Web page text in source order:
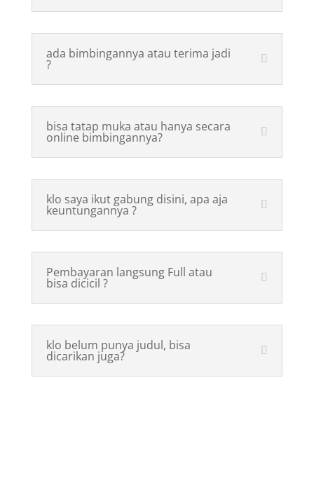
ada bimbingannya atau terima jadi
?
bisa tatap muka atau hanya secara
online bimbingannya?
klo saya ikut gabung disini, apa aja
keuntungannya ?
Pembayaran langsung Full atau
bisa dicicil ?
klo belum punya judul, bisa
dicarikan juga?